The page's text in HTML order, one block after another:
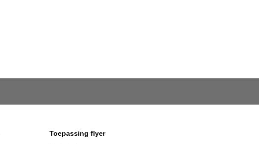
Toepassing flyer